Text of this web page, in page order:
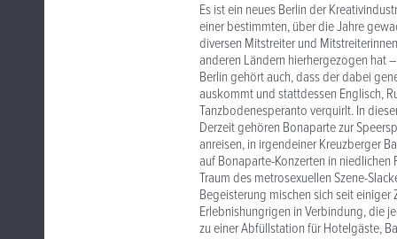
Es ist ein neues Berlin der
einer bestimmten, über die Jahre
diversen Mitstreiter und
anderen Ländern hierhergezogen hat
Berlin gehört auch, dass der dabei
auskommt und stattdessen Englisch,
Tanzbodenesperanto verquirlt. In
Derzeit gehören Bonaparte zur
anreisen, in irgendeiner Kreuzberger
auf Bonaparte-Konzerten in
Traum des metrosexuellen Szene-
Begeisterung mischen sich seit
Erlebnishungrigen in Verbindung, die
zu einer Abfüllstation für Hotelgäste,